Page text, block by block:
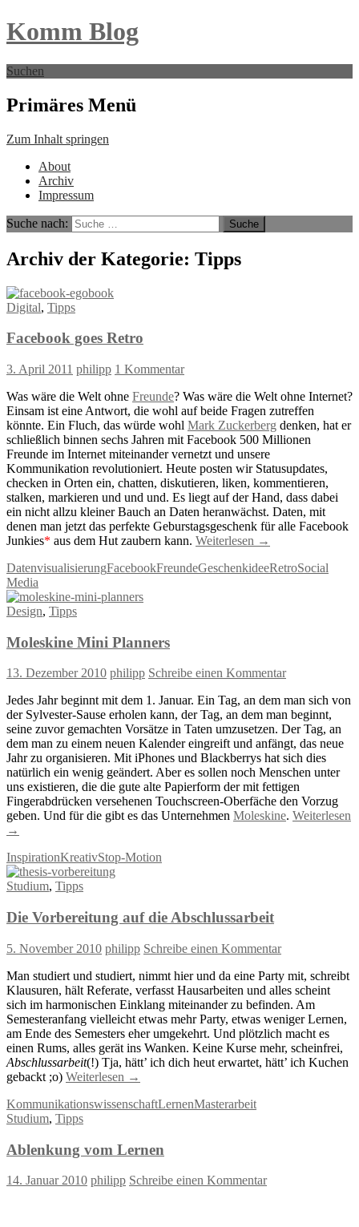
Komm Blog
Suchen
Primäres Menü
Zum Inhalt springen
About
Archiv
Impressum
Suche nach:
Archiv der Kategorie: Tipps
Digital, Tipps
Facebook goes Retro
3. April 2011 philipp 1 Kommentar
Was wäre die Welt ohne Freunde? Was wäre die Welt ohne Internet?
Einsam ist eine Antwort, die wohl auf beide Fragen zutreffen
könnte. Ein Fluch, das würde wohl Mark Zuckerberg denken, hat er
schließlich binnen sechs Jahren mit Facebook 500 Millionen
Freunde im Internet miteinander vernetzt und unsere
Kommunikation revolutioniert. Heute posten wir Statusupdates,
checken in Orten ein, chatten, diskutieren, liken, kommentieren,
stalken, markieren und und und. Es liegt auf der Hand, dass dabei
ein nicht allzu kleiner Bauch an Daten heranwächst. Daten, mit
denen man jetzt das perfekte Geburstagsgeschenk für alle Facebook
Junkies* aus dem Hut zaubern kann. Weiterlesen →
DatenvisualisierungFacebookFreundeGeschenkideeRetroSocial
Media
Design, Tipps
Moleskine Mini Planners
13. Dezember 2010 philipp Schreibe einen Kommentar
Jedes Jahr beginnt mit dem 1. Januar. Ein Tag, an dem man sich von
der Sylvester-Sause erholen kann, der Tag, an dem man beginnt,
seine zuvor gemachten Vorsätze in Taten umzusetzen. Der Tag, an
dem man zu einem neuen Kalender eingreift und anfängt, das neue
Jahr zu organisieren. Mit iPhones und Blackberrys hat sich dies
natürlich ein wenig geändert. Aber es sollen noch Menschen unter
uns existieren, die die gute alte Papierform der mit fettigen
Fingerabdrücken versehenen Touchscreen-Oberfäche den Vorzug
geben. Und für die gibt es das Unternehmen Moleskine. Weiterlesen
→
InspirationKreativStop-Motion
Studium, Tipps
Die Vorbereitung auf die Abschlussarbeit
5. November 2010 philipp Schreibe einen Kommentar
Man studiert und studiert, nimmt hier und da eine Party mit, schreibt
Klausuren, hält Referate, verfasst Hausarbeiten und alles scheint
sich im harmonischen Einklang miteinander zu befinden. Am
Semesteranfang vielleicht etwas mehr Party, etwas weniger Lernen,
am Ende des Semesters eher umgekehrt. Und plötzlich macht es
einen Rums, alles gerät ins Wanken. Keine Kurse mehr, scheinfrei,
Abschlussarbeit(!) Tja, hätt’ ich dich heut erwartet, hätt’ ich Kuchen
gebackt ;o) Weiterlesen →
KommunikationswissenschaftLernenMasterarbeit
Studium, Tipps
Ablenkung vom Lernen
14. Januar 2010 philipp Schreibe einen Kommentar